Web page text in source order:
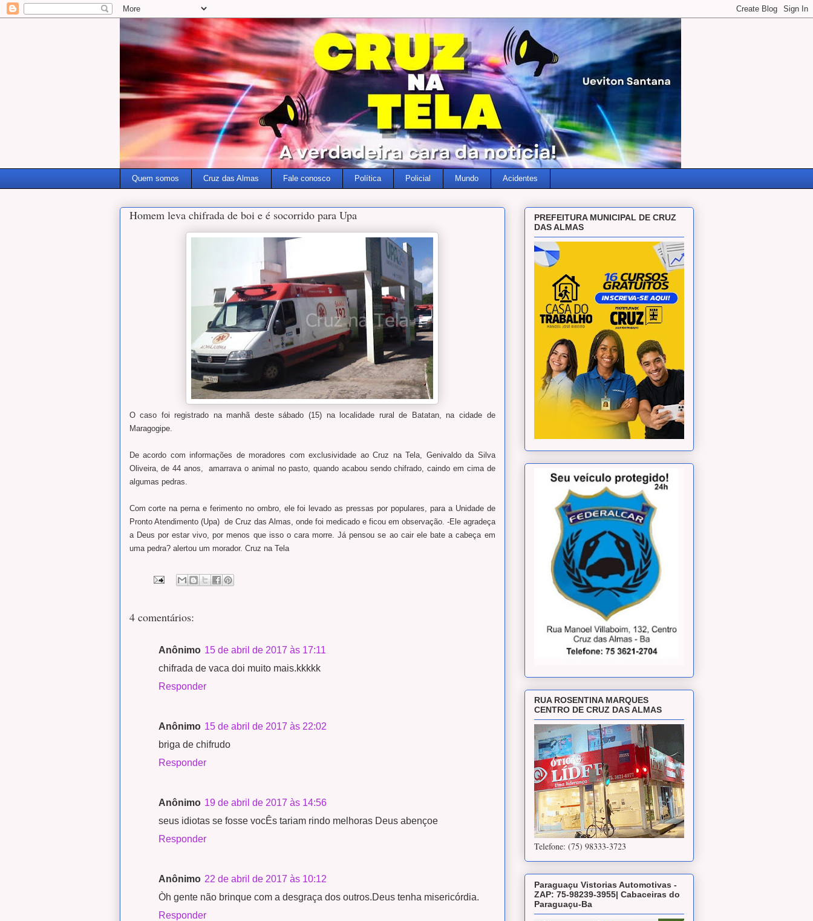
Quem somos Cruz das Almas Fale conosco Política Policial Mundo Acidentes
Homem leva chifrada de boi e é socorrido para Upa
O caso foi registrado na manhã deste sábado (15) na localidade rural de Batatan, na cidade de
Maragogipe.
De acordo com informações de moradores com exclusividade ao Cruz na Tela, Genivaldo da Silva
Oliveira, de 44 anos, amarrava o animal no pasto, quando acabou sendo chifrado, caindo em cima de
algumas pedras.
Com corte na perna e ferimento no ombro, ele foi levado as pressas por populares, para a Unidade de
Pronto Atendimento (Upa) de Cruz das Almas, onde foi medicado e ficou em observação. -Ele agradeça
a Deus por estar vivo, por menos que isso o cara morre. Já pensou se ao cair elebate a cabeça em
uma pedra? alertou um morador. Cruz na Tela
4 comentários:
Anônimo 15 de abril de 2017 às 17:11
chifrada de vaca doi muito mais.kkkkk
Responder
Anônimo 15 de abril de 2017 às 22:02
briga de chifrudo
Responder
Anônimo 19 de abril de 2017 às 14:56
seus idiotas se fosse vocÊs tariam rindo melhoras Deus abençoe
Responder
Anônimo 22 de abril de 2017 às 10:12
Òh gente não brinque com a desgraça dos outros.Deus tenha misericórdia.
Responder
PREFEITURA MUNICIPAL DE CRUZ
DAS ALMAS
RUA ROSENTINA MARQUES
CENTRO DE CRUZ DAS ALMAS
Telefone: (75) 98333-3723
Paraguaçu Vistorias Automotivas -
ZAP: 75-98239-3955| Cabaceiras do
Paraguaçu-Ba